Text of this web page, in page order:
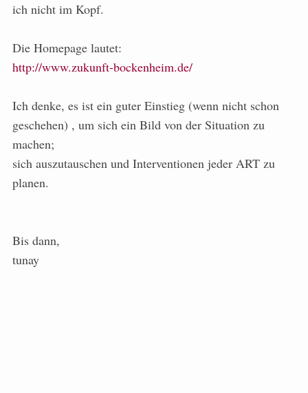
ich nicht im Kopf.
Die Homepage lautet:
http://www.zukunft-bockenheim.de/
Ich denke, es ist ein guter Einstieg (wenn nicht schon
geschehen) , um sich ein Bild von der Situation zu
machen;
sich auszutauschen und Interventionen jeder ART zu
planen.
Bis dann,
tunay